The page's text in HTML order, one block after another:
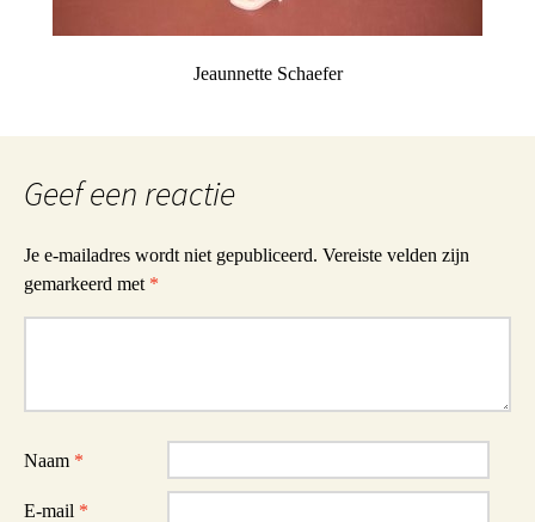
Jeaunnette Schaefer
Geef een reactie
Je e-mailadres wordt niet gepubliceerd. Vereiste velden zijn
gemarkeerd met *
Naam *
E-mail *